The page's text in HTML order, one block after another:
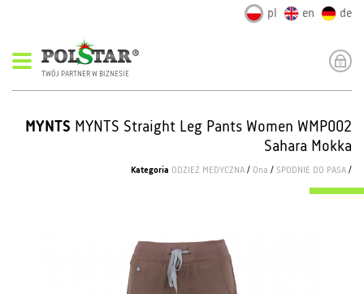
pl en de
TWÓJ PARTNER W BIZNESIE
MYNTS MYNTS Straight Leg Pants Women WMP002
Sahara Mokka
Kategoria ODZIEŻ MEDYCZNA / Ona / SPODNIE DO PASA /